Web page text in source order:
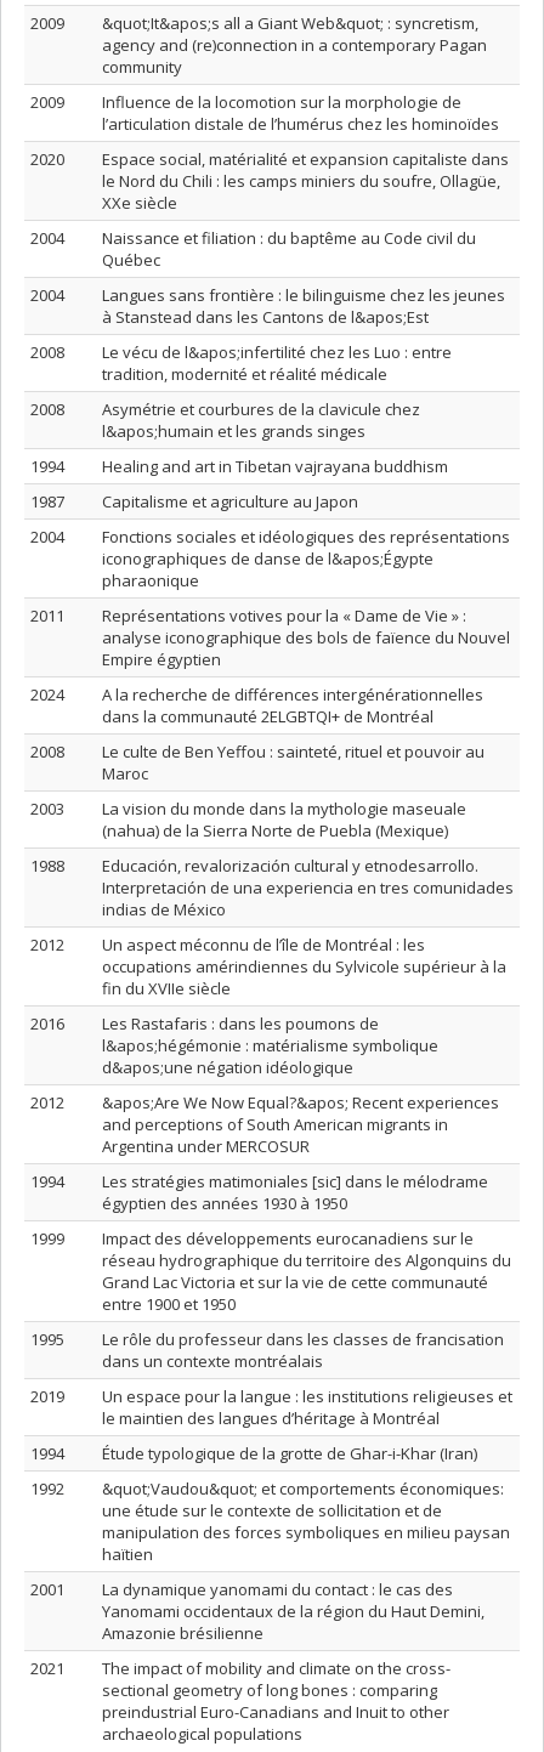
2009
&quot;It&apos;s all a Giant Web&quot; : syncretism,
agency and (re)connection in a contemporary Pagan
community
2009
Influence de la locomotion sur la morphologie de
l’articulation distale de l’humérus chez les hominoïdes
2020
Espace social, matérialité et expansion capitaliste dans
le Nord du Chili : les camps miniers du soufre, Ollagüe,
XXe siècle
2004
Naissance et filiation : du baptême au Code civil du
Québec
2004
Langues sans frontière : le bilinguisme chez les jeunes
à Stanstead dans les Cantons de l&apos;Est
2008
Le vécu de l&apos;infertilité chez les Luo : entre
tradition, modernité et réalité médicale
2008
Asymétrie et courbures de la clavicule chez
l&apos;humain et les grands singes
1994
Healing and art in Tibetan vajrayana buddhism
1987
Capitalisme et agriculture au Japon
2004
Fonctions sociales et idéologiques des représentations
iconographiques de danse de l&apos;Égypte
pharaonique
2011
Représentations votives pour la « Dame de Vie » :
analyse iconographique des bols de faïence du Nouvel
Empire égyptien
2024
A la recherche de différences intergénérationnelles
dans la communauté 2ELGBTQI+ de Montréal
2008
Le culte de Ben Yeffou : sainteté, rituel et pouvoir au
Maroc
2003
La vision du monde dans la mythologie maseuale
(nahua) de la Sierra Norte de Puebla (Mexique)
1988
Educación, revalorización cultural y etnodesarrollo.
Interpretación de una experiencia en tres comunidades
indias de México
2012
Un aspect méconnu de l’île de Montréal : les
occupations amérindiennes du Sylvicole supérieur à la
fin du XVIIe siècle
2016
Les Rastafaris : dans les poumons de
l&apos;hégémonie : matérialisme symbolique
d&apos;une négation idéologique
2012
&apos;Are We Now Equal?&apos; Recent experiences
and perceptions of South American migrants in
Argentina under MERCOSUR
1994
Les stratégies matimoniales [sic] dans le mélodrame
égyptien des années 1930 à 1950
1999
Impact des développements eurocanadiens sur le
réseau hydrographique du territoire des Algonquins du
Grand Lac Victoria et sur la vie de cette communauté
entre 1900 et 1950
1995
Le rôle du professeur dans les classes de francisation
dans un contexte montréalais
2019
Un espace pour la langue : les institutions religieuses et
le maintien des langues d’héritage à Montréal
1994
Étude typologique de la grotte de Ghar-i-Khar (Iran)
1992
&quot;Vaudou&quot; et comportements économiques:
une étude sur le contexte de sollicitation et de
manipulation des forces symboliques en milieu paysan
haïtien
2001
La dynamique yanomami du contact : le cas des
Yanomami occidentaux de la région du Haut Demini,
Amazonie brésilienne
2021
The impact of mobility and climate on the cross-
sectional geometry of long bones : comparing
preindustrial Euro-Canadians and Inuit to other
archaeological populations